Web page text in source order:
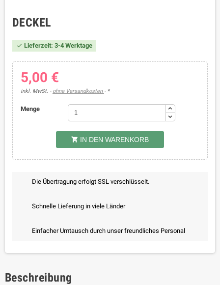
DECKEL
 Lieferzeit: 3-4 Werktage
5,00 €
inkl. MwSt. ohne Versandkosten *
Menge
 IN DEN WARENKORB
Die Übertragung erfolgt SSL verschlüsselt.
Schnelle Lieferung in viele Länder
Einfacher Umtausch durch unser freundliches Personal
Beschreibung